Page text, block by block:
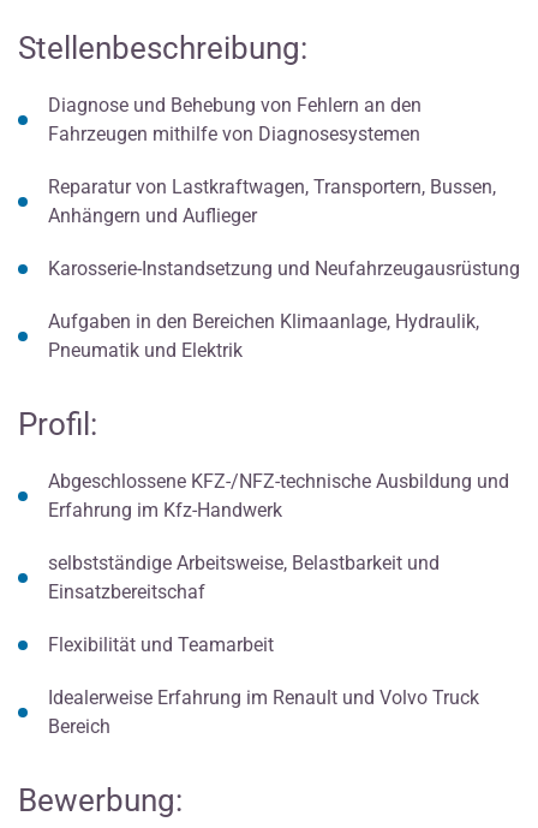
Stellenbeschreibung:
Diagnose und Behebung von Fehlern an den
Fahrzeugen mithilfe von Diagnosesystemen
Reparatur von Lastkraftwagen, Transportern, Bussen,
Anhängern und Auflieger
Karosserie-Instandsetzung und Neufahrzeugausrüstung
Aufgaben in den Bereichen Klimaanlage, Hydraulik,
Pneumatik und Elektrik
Profil:
Abgeschlossene KFZ-/NFZ-technische Ausbildung und
Erfahrung im Kfz-Handwerk
selbstständige Arbeitsweise, Belastbarkeit und
Einsatzbereitschaf
Flexibilität und Teamarbeit
Idealerweise Erfahrung im Renault und Volvo Truck
Bereich
Bewerbung: